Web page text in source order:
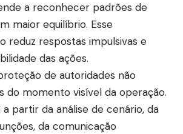
a reconhecer padrões de
maior equilíbrio. Esse
reduz respostas impulsivas e
das ações.
de autoridades não
do momento visível da operação.
partir da análise de cenário, da
da comunicação